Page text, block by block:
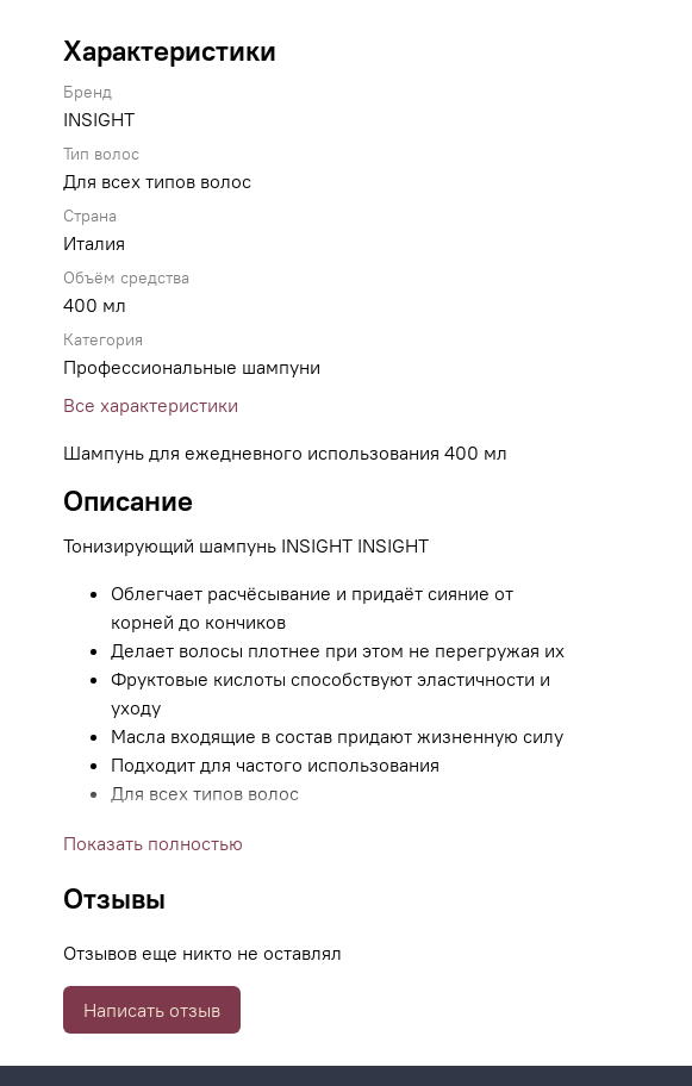
Характеристики
Бренд
INSIGHT
Тип волос
Для всех типов волос
Страна
Италия
Объём средства
400 мл
Категория
Профессиональные шампуни
Все характеристики
Шампунь для ежедневного использования 400 мл
Описание
Тонизирующий шампунь INSIGHT INSIGHT
Облегчает расчёсывание и придаёт сияние от
корней до кончиков
Делает волосы плотнее при этом не перегружая их
Фруктовые кислоты способствуют эластичности и
уходу
Масла входящие в состав придают жизненную силу
Подходит для частого использования
Для всех типов волос
Показать полностью
Отзывы
Отзывов еще никто не оставлял
Написать отзыв